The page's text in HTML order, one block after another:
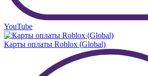
YouTube
Карты оплаты Roblox (Global)